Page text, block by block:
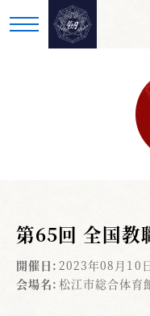
第65回 全国教
開催日: 2023年08月10
会場名: 松江市総合体育